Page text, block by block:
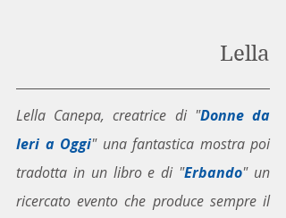
Lella
Lella Canepa, creatrice di "Donne da
Ieri a Oggi" una fantastica mostra poi
tradotta in un libro e di "Erbando" un
ricercato evento che produce sempre il